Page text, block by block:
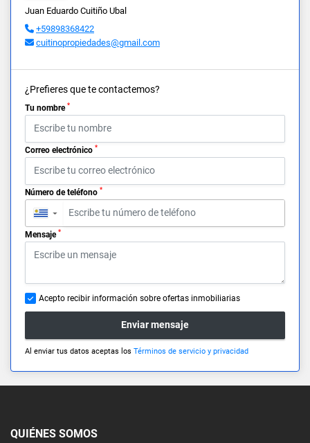
Juan Eduardo Cuitiño Ubal
+59898368422
cuitinopropiedades@gmail.com
¿Prefieres que te contactemos?
Tu nombre *
Correo electrónico *
Número de teléfono *
▼
Mensaje *
Acepto recibir información sobre ofertas inmobiliarias
Enviar mensaje
Al enviar tus datos aceptas los Términos de servicio y privacidad
QUIÉNES SOMOS